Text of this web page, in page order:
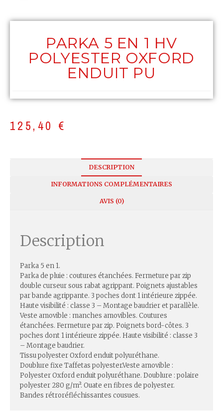
PARKA 5 EN 1 HV
POLYESTER OXFORD
ENDUIT PU
125,40 €
DESCRIPTION
INFORMATIONS COMPLÉMENTAIRES
AVIS (0)
Description
Parka 5 en 1.
Parka de pluie : coutures étanchées. Fermeture par zip
double curseur sous rabat agrippant. Poignets ajustables
par bande agrippante. 3 poches dont 1 intérieure zippée.
Haute visibilité : classe 3 – Montage baudrier et parallèle.
Veste amovible : manches amovibles. Coutures
étanchées. Fermeture par zip. Poignets bord-côtes. 3
poches dont 1 intérieure zippée. Haute visibilité : classe 3
– Montage baudrier.
Tissu polyester Oxford enduit polyuréthane.
Doublure fixe Taffetas polyester.Veste amovible :
Polyester Oxford enduit polyuréthane. Doublure : polaire
polyester 280 g/m². Ouate en fibres de polyester.
Bandes rétroréfléchissantes cousues.